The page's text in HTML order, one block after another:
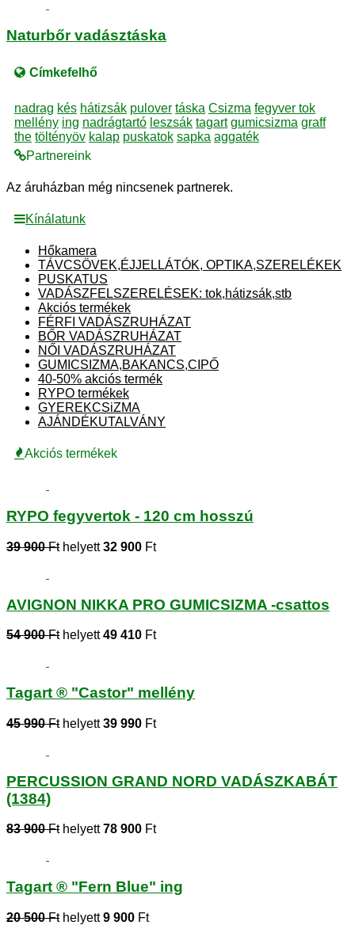
Naturbőr vadásztáska
Címkefelhő
nadrag kés hátizsák pulover táska Csizma fegyver tok
mellény ing nadrágtartó leszsák tagart gumicsizma graff
the töltényöv kalap puskatok sapka aggaték
Partnereink
Az áruházban még nincsenek partnerek.
Kínálatunk
Hőkamera
TÁVCSÖVEK,ÉJJELLÁTÓK, OPTIKA,SZERELÉKEK
PUSKATUS
VADÁSZFELSZERELÉSEK: tok,hátizsák,stb
Akciós termékek
FÉRFI VADÁSZRUHÁZAT
BŐR VADÁSZRUHÁZAT
NŐI VADÁSZRUHÁZAT
GUMICSIZMA,BAKANCS,CIPŐ
40-50% akciós termék
RYPO termékek
GYEREKCSiZMA
AJÁNDÉKUTALVÁNY
Akciós termékek
RYPO fegyvertok - 120 cm hosszú
39 900 Fthelyett32 900 Ft
AVIGNON NIKKA PRO GUMICSIZMA -csattos
54 900 Fthelyett49 410 Ft
Tagart ® "Castor" mellény
45 990 Fthelyett39 990 Ft
PERCUSSION GRAND NORD VADÁSZKABÁT
(1384)
83 900 Fthelyett78 900 Ft
Tagart ® "Fern Blue" ing
20 500 Fthelyett9 900 Ft